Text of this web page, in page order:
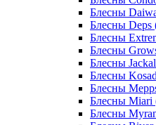
Блесны
Блесны Deps
Блесны
Блесны
Блесны
Блесны
Блесны
Блесны
Блесны